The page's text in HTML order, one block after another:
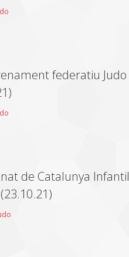
federatiu Judo
de Catalunya Infantil